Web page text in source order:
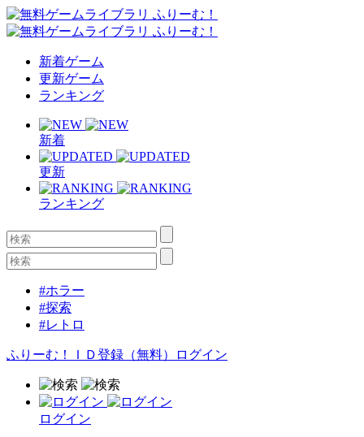
新着ゲーム
更新ゲーム
ランキング
新着
更新
ランキング
#ホラー
#探索
#レトロ
ふりーむ！ＩＤ登録（無料） ログイン
ログイン